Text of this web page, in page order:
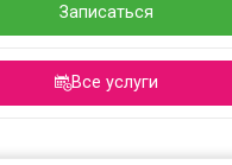
Записаться
Все услуги